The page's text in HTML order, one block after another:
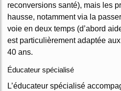
reconversions santé), mais les
hausse, notamment via la
voie en deux temps (d’abord
est particulièrement adaptée
40 ans.
Éducateur spécialisé
L’éducateur spécialisé